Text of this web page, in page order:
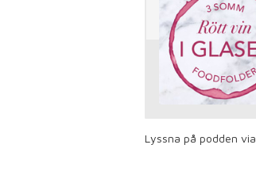
Lyssna på podden via